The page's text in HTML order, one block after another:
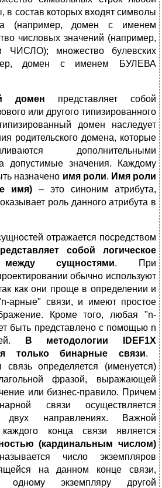
в состав которых входят символы
(например, домен с именем
числовых значений (например,
множество булевских
домен с именем БУЛЕВА
домен представляет собой
или другого типизированного
домен наследует
родительского домена, которые
дополнительными
допустимые значения. Каждому
назначено имя роли. Имя роли
имя) – это синоним атрибута,
роль данного атрибута в
отражается посредством
собой логическое
сущностями. При
обычно используют
как они проще в определении и
арные" связи, и имеют простое
Кроме того, любая "n-
быть представлено с помощью n
В методологии IDEF1X
только бинарные связи.
определяется (именуется)
фразой, выражающей
или бизнес-правило. Причем
связи осуществляется
двух направлениях. Важной
каждого конца связи является
(кардинальным числом)
число экземпляров
на данном конце связи,
одному экземпляру другой